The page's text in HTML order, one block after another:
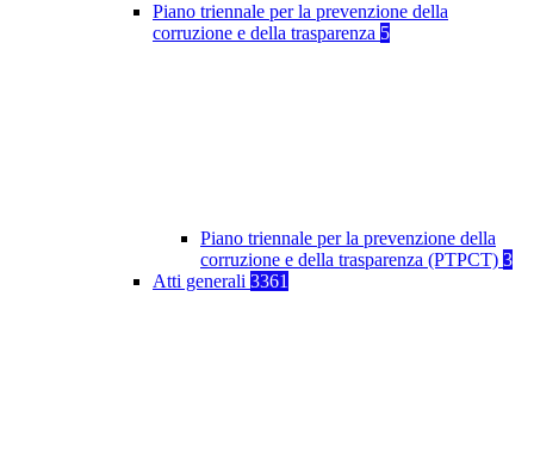
Piano triennale per la prevenzione della
corruzione e della trasparenza 5
Piano triennale per la prevenzione della
corruzione e della trasparenza (PTPCT) 3
Atti generali 3361